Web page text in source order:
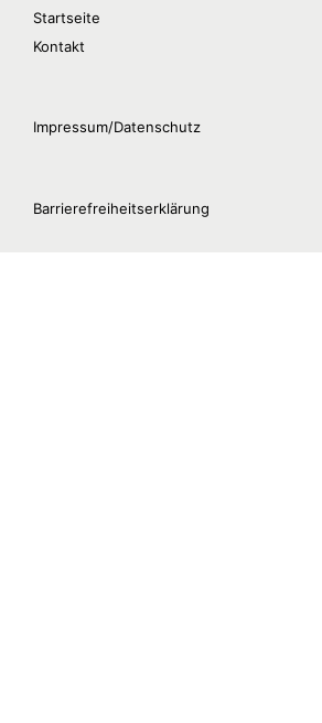
Startseite
Kontakt
Impressum/Datenschutz
Barrierefreiheitserklärung